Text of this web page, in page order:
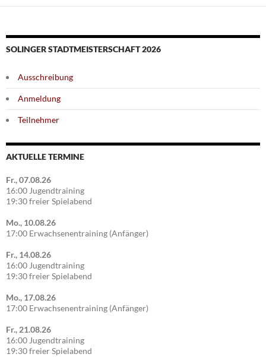
SOLINGER STADTMEISTERSCHAFT 2026
Ausschreibung
Anmeldung
Teilnehmer
AKTUELLE TERMINE
Fr., 07.08.26
16:00 Jugendtraining
19:30 freier Spielabend
Mo., 10.08.26
17:00 Erwachsenentraining (Anfänger)
Fr., 14.08.26
16:00 Jugendtraining
19:30 freier Spielabend
Mo., 17.08.26
17:00 Erwachsenentraining (Anfänger)
Fr., 21.08.26
16:00 Jugendtraining
19:30 freier Spielabend